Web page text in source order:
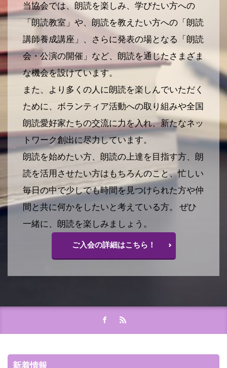
当協会では、朗読を楽しみ、学びたい方への
「朗読教室」や、朗読を教えたい方への「朗読
講師養成講座」、さらに発表の場となる「朗読
会・公演の開催」など、朗読を通じたさまざま
な機会を設けています。
また、より多くの人に朗読を楽しんでいただく
ために、ボランティア活動への取り組みや全国
朗読愛好家たちの交流に力を入れ、新たなネッ
トワーク創出に尽力しています。
朗読を始めたい方、朗読の上達を目指す方、朗
読を活用させたい方はもちろんのこと、忙しい
毎日の中で少しでも時間を見つけられた方や仲
間と共に何かをしたいと考えている方。 ぜひ
一緒に、朗読を楽しみましょう。
ご入会の詳細はこちら！
新着情報